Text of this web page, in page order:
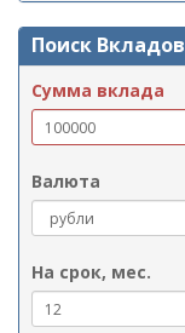
Поиск Вкладов
Сумма вклада
Валюта
На срок, мес.